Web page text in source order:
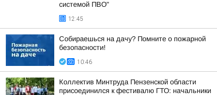
системой ПВО"
12:45
Собираешься на дачу? Помните о пожарной
безопасности!
10:46
Коллектив Минтруда Пензенской области
присоединился к фестивалю ГТО: начальники